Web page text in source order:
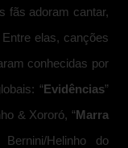
fãs adoram cantar,
elas, canções
conhecidas por
“ Evidências”
& Xororó, “ Marra
Helinho do